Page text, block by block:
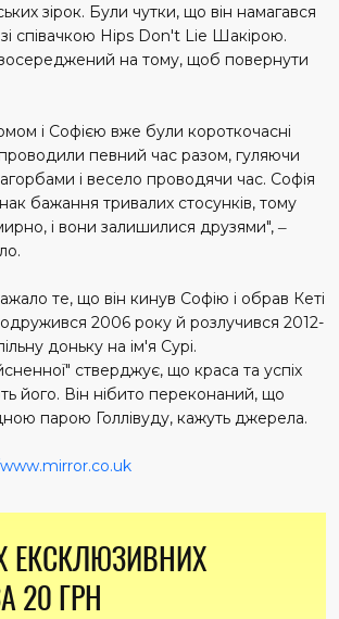
зірок. Були чутки, що він намагався
співачкою Hips Don't Lie Шакірою.
на тому, щоб повернути
і Софією вже були короткочасні
певний час разом, гуляючи
і весело проводячи час. Софія
бажання тривалих стосунків, тому
і вони залишилися друзями", –
те, що він кинув Софію і обрав Кеті
одружився 2006 року й розлучився 2012-
доньку на ім'я Сурі.
стверджує, що краса та успіх
його. Він нібито переконаний, що
парою Голлівуду, кажуть джерела.
ЕКСКЛЮЗИВНИХ
20 ГРН